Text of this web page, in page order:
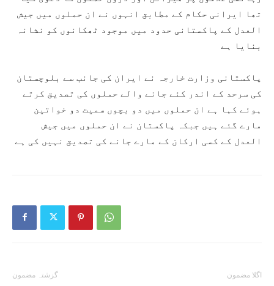
تھا ایرانی حکام کے مطابق انہوں نے ان حملوں میں جیش
العدل کے پاکستانی حدود میں موجود ٹھکانوں کو نشانہ
بنایا ہے
پاکستانی وزارت خارجہ نے ایران کی جانب سے بلوچستان
کی سرحد کے اندر کئے جانے والے حملوں کی تصدیق کرتے
ہوئے کہا ہے ان حملوں میں دو بچوں سمیت دو خواتین
مارے گئے ہیں جبکہ پاکستان نے ان حملوں میں جیش
العدل کے کسی ارکان کے مارے جانے کی تصدیق نہیں کی ہے
گزشتہ مضمون اگلا مضمون